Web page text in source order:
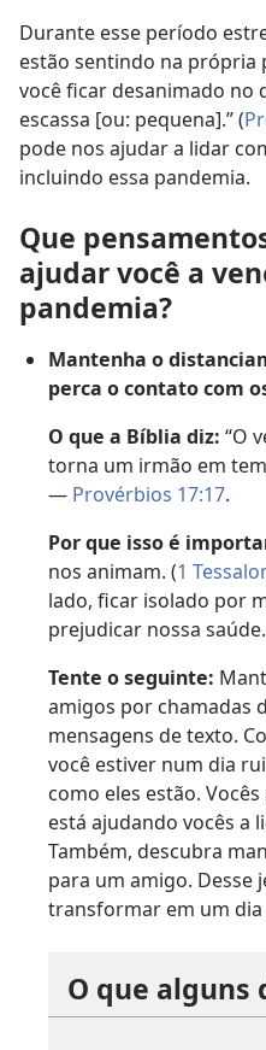
Durante esse período
estão sentindo na própria
você ficar desanimado no
escassa [ou: pequena].” (
pode nos ajudar a lidar
incluindo essa pandemia.
Que
ajudar você a
pandemia?
Mantenha o
perca o contato com
O que a Bíblia diz: “O
torna um irmão em
— Provérbios 17:17.
Por que isso é
nos animam. (1
lado, ficar isolado por
prejudicar nossa
Tente o seguinte:
amigos por chamadas
mensagens de texto.
você estiver num dia
como eles estão.
está ajudando vocês a
Também, descubra
para um amigo. Desse
transformar em um dia
O que alguns